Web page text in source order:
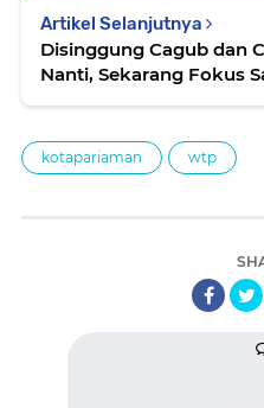
Artikel Selanjutnya
Disinggung Cagub dan
Nanti, Sekarang Fokus
kotapariaman wtp